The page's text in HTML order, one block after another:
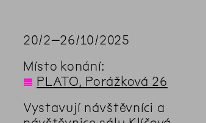
20/2–26/10/2025
Místo konání:
◊ PLATO, Porážková 26
Vystavují návštěvníci a